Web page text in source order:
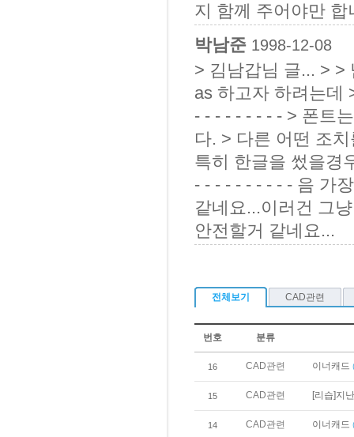
지 함께 주어야만 합
박남준 1998-12-08
> 김남갑님 글... > >
as 하고자 하려는데
- - - - - - - - - > 폰트
다. > 다른 어떤 조
특히 한글을 썼을경
- - - - - - - - - - 음 가
같네요...이러건 그
안전할거 같네요...
전체보기 CAD관련
번호 분류
16 CAD관련 이너캐드
15 CAD관련 [리습]지
14 CAD관련 이너캐드